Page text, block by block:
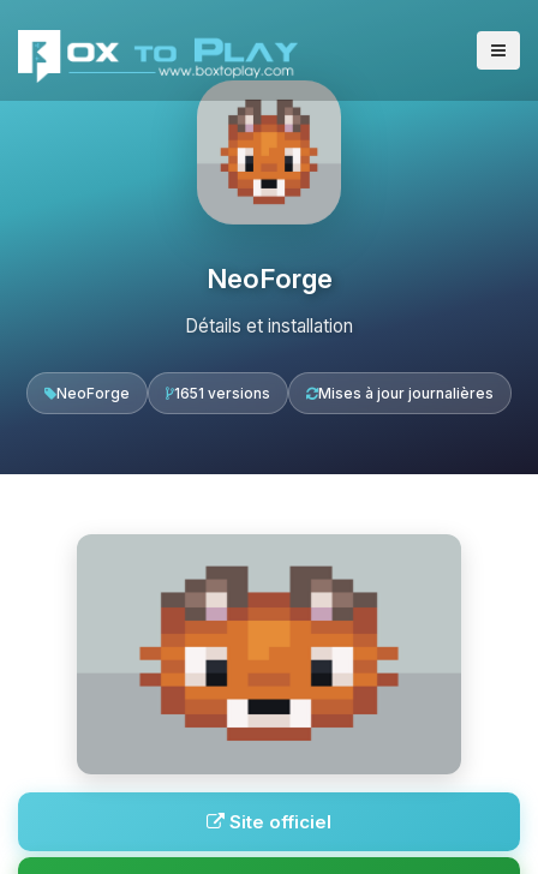
NeoForge
Détails et installation
NeoForge 1651 versions Mises à jour journalières
Site officiel